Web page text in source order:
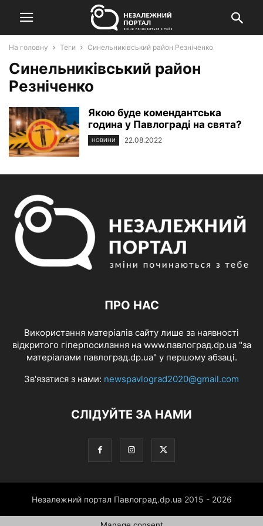
На головну Теги Синельниківський район Резніченко
Синельниківський район
Резніченко
Якою буде комендантська
година у Павлограді на свята?
НОВИНИ 22.08.2022
ПРО НАС
Використання матеріалів сайту лише за наявності
відкритого гіперпосилання на www.павлоград.dp.ua "за
матеріалами павлоград.dp.ua" у першому абзаці.
Зв'язатися з нами: newspavlograd2020@gmail.com
СЛІДУЙТЕ ЗА НАМИ
Незалежний портал Павлоград.dp.ua 2015 - 2026